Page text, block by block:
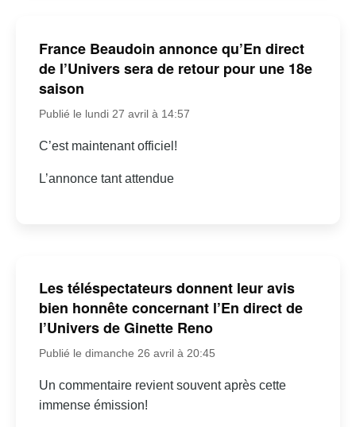
France Beaudoin annonce qu’En direct
de l’Univers sera de retour pour une 18e
saison
Publié le lundi 27 avril à 14:57
C’est maintenant officiel!
L’annonce tant attendue
Les téléspectateurs donnent leur avis
bien honnête concernant l’En direct de
l’Univers de Ginette Reno
Publié le dimanche 26 avril à 20:45
Un commentaire revient souvent après cette
immense émission!